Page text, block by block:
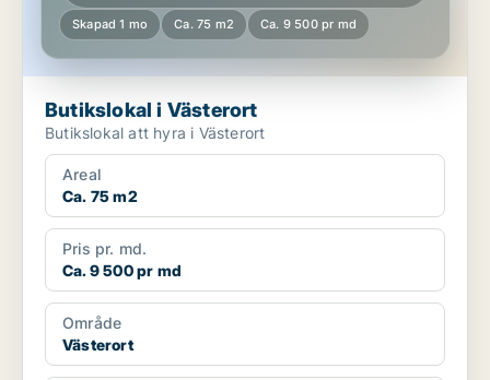
Skapad 1 mo Ca. 75 m2 Ca. 9 500 pr md
Butikslokal i Västerort
Butikslokal att hyra i Västerort
Areal
Ca. 75 m2
Pris pr. md.
Ca. 9 500 pr md
Område
Västerort